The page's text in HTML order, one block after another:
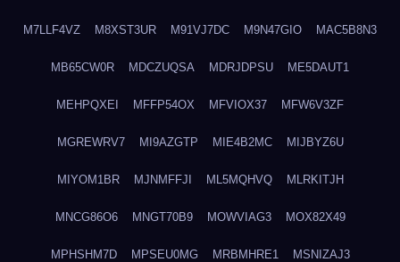
M7LLF4VZ M8XST3UR M91VJ7DC M9N47GIO MAC5B8N3
MB65CW0R MDCZUQSA MDRJDPSU ME5DAUT1
MEHPQXEI MFFP54OX MFVIOX37 MFW6V3ZF
MGREWRV7 MI9AZGTP MIE4B2MC MIJBYZ6U
MIYOM1BR MJNMFFJI ML5MQHVQ MLRKITJH
MNCG86O6 MNGT70B9 MOWVIAG3 MOX82X49
MPHSHM7D MPSEU0MG MRBMHRE1 MSNIZAJ3